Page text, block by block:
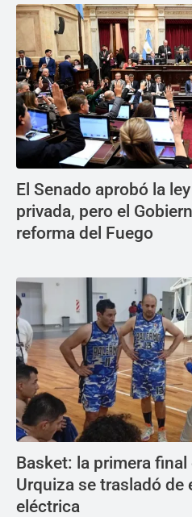
El Senado aprobó la
privada, pero el
reforma del Fuego
Basket: la primera
Urquiza se trasladó de
eléctrica